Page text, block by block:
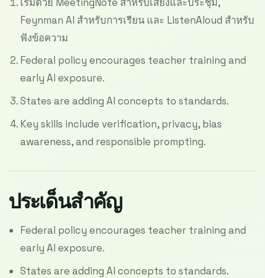
Feynman AI สำหรับการเรียน และ ListenAloud สำหรับ
ฟังข้อความ
Federal policy encourages teacher training and
early AI exposure.
States are adding AI concepts to standards.
Key skills include verification, privacy, bias
awareness, and responsible prompting.
ประเด็นสำคัญ
Federal policy encourages teacher training and
early AI exposure.
States are adding AI concepts to standards.